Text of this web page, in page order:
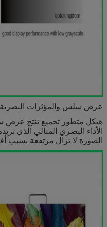
عرض سلس والمؤثرات البصرية
هيكل متطور تجميع تنتج عرض
الأداء البصري المثالي الذي
الصورة لا تزال مرتفعة بسبب